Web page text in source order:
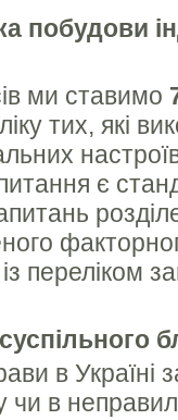
побудови
ми ставимо
тих, які
є
переліком
в Українi
чи в